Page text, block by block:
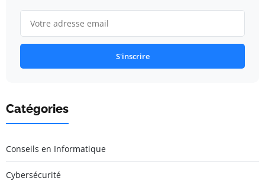
S'inscrire
Catégories
Conseils en Informatique
Cybersécurité